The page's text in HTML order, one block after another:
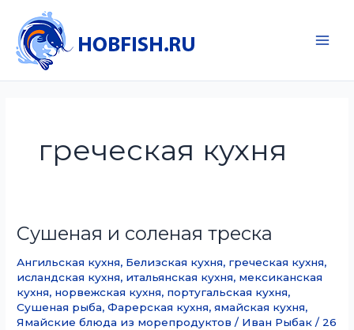
содержимому
греческая кухня
Сушеная и соленая треска
Ангильская кухня, Белизская кухня, греческая кухня,
исландская кухня, итальянская кухня, мексиканская
кухня, норвежская кухня, португальская кухня,
Сушеная рыба,Фарерская кухня,ямайская кухня,
Ямайские блюда из морепродуктов / Иван Рыбак/ 26